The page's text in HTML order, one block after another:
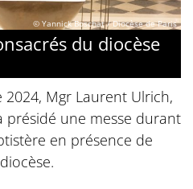
© Yannick Boschat / Diocèse de Paris
du diocèse
Mgr Laurent Ulrich,
présidé une messe durant
en présence de